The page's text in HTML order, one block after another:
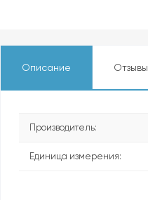
Описание Отзывы
Производитель:
Единица измерения: